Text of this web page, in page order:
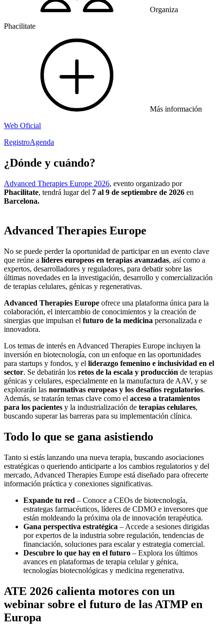
Organiza
Phacilitate
Más información
Web Oficial
RegistroAgenda
¿Dónde y cuándo?
Advanced Therapies Europe 2026, evento organizado por
Phacilitate, tendrá lugar del 7 al 9 de septiembre de 2026 en
Barcelona.
Advanced Therapies Europe
No se puede perder la oportunidad de participar en un evento clave
que reúne a líderes europeos en terapias avanzadas, así como a
expertos, desarrolladores y reguladores, para debatir sobre las
últimas novedades en la investigación, desarrollo y comercialización
de terapias celulares, génicas y regenerativas.
Advanced Therapies Europe ofrece una plataforma única para la
colaboración, el intercambio de conocimientos y la creación de
sinergias que impulsan el futuro de la medicina personalizada e
innovadora.
Los temas de interés en Advanced Therapies Europe incluyen la
inversión en biotecnología, con un enfoque en las oportunidades
para startups y fondos, y el liderazgo femenino e inclusividad en el
sector. Se debatirán los retos de la escala y producción de terapias
génicas y celulares, especialmente en la manufactura de AAV, y se
explorarán las normativas europeas y los desafíos regulatorios.
Además, se tratarán temas clave como el acceso a tratamientos
para los pacientes y la industrialización de terapias celulares,
buscando superar las barreras para su implementación clínica.
Todo lo que se gana asistiendo
Tanto si estás lanzando una nueva terapia, buscando asociaciones
estratégicas o queriendo anticiparte a los cambios regulatorios y del
mercado, Advanced Therapies Europe está diseñado para ofrecerte
información práctica y conexiones significativas.
Expande tu red – Conoce a CEOs de biotecnología,
estrategas farmacéuticos, líderes de CDMO e inversores que
están moldeando la próxima ola de innovación terapéutica.
Gana perspectiva estratégica – Accede a sesiones dirigidas
por expertos de la industria sobre regulación, tendencias de
financiación, soluciones para escalar y estrategia comercial.
Descubre lo que hay en el futuro – Explora los últimos
avances en plataformas de terapia celular y génica,
tecnologías biotecnológicas y medicina regenerativa.
ATE 2026 calienta motores con un
webinar sobre el futuro de las ATMP en
Europa